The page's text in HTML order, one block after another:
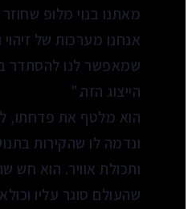
מאתנו בנוי מלופ
אנחנו מערכות של
שמאפשר לנו להסתדר
הייצוג הזה."
הוא מלטף את פדחתו,
ונדמה לו שהקירות
ותכולת אוויר. הוא
שהעולם סוגר עליו